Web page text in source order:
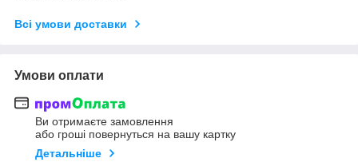
Всі умови доставки
Умови оплати
Ви отримаєте замовлення
або гроші повернуться на вашу картку
Детальніше